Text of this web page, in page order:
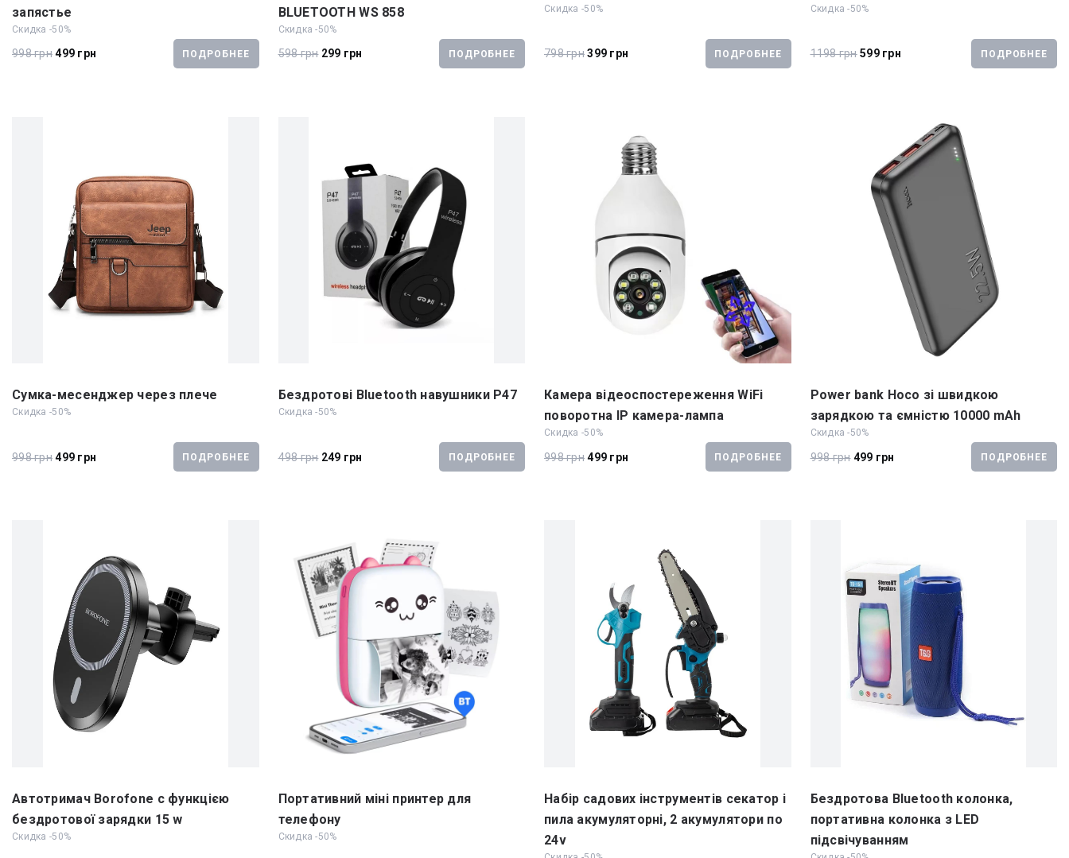
запястье
Скидка -50%
998 грн 499 грн ПОДРОБНЕЕ
BLUETOOTH WS 858
Скидка -50%
598 грн 299 грн ПОДРОБНЕЕ
Скидка -50%
798 грн 399 грн ПОДРОБНЕЕ
Скидка -50%
1198 грн 599 грн ПОДРОБНЕЕ
Сумка-месенджер через плече
Скидка -50%
998 грн 499 грн ПОДРОБНЕЕ
Бездротові Bluetooth навушники P47
Скидка -50%
498 грн 249 грн ПОДРОБНЕЕ
Камера відеоспостереження WiFi
поворотна IP камера-лампа
Скидка -50%
998 грн 499 грн ПОДРОБНЕЕ
Power bank Hoco зі швидкою
зарядкою та ємністю 10000 mAh
Скидка -50%
998 грн 499 грн ПОДРОБНЕЕ
Автотримач Borofone c функцією
бездротової зарядки 15 w
Скидка -50%
Портативний міні принтер для
телефону
Скидка -50%
Набір садових інструментів секатор і
пила акумуляторні, 2 акумулятори по
24v
Бездротова Bluetooth колонка,
портативна колонка з LED
підсвічуванням